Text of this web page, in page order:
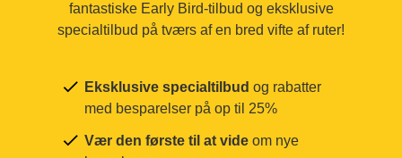
fantastiske Early Bird-tilbud og eksklusive
specialtilbud på tværs af en bred vifte af ruter!
Eksklusive specialtilbud og rabatter
med besparelser på op til 25%
Vær den første til at vide om nye